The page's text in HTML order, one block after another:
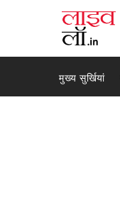
मुख्य सुर्खियां